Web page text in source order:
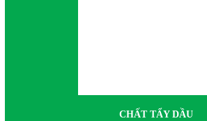
CHẤT TẨY DẦU